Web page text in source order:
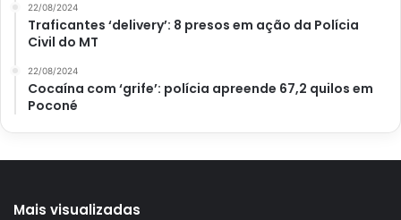
Além das frutas, todos os legumes e verduras precisam e
devem ser lavados da mesma maneira. Os ovos também
devem passar pela água antes do uso, mesmo que sejam
higienizados antes de ser embalados.Quanto às
leguminosas, é importante lavá-las e, ainda, deixá-las de
molho para eliminar qualquer impureza, melhorar a
digestão e a absorção dos nutrientes acabando com as
22/08/2024
Traficantes ‘delivery’: 8 presos em ação da Polícia
Civil do MT
22/08/2024
Cocaína com ‘grife’: polícia apreende 67,2 quilos em
Poconé
Mais visualizadas